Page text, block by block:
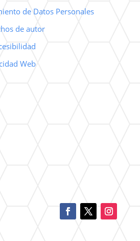
de Datos Personales
de autor
Web